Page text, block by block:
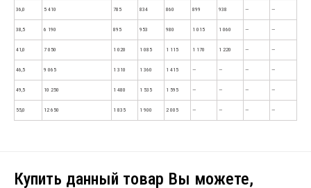
36,0 5 410 785 834 860 899 938 — —
38,5 6 190 895 953 980 1 015 1 060 — —
41,0 7 050 1 020 1 085 1 115 1 170 1 220 — —
46,5 9 065 1 310 1 360 1 415 — — — —
49,5 10 250 1 480 1 535 1 595 — — — —
55,0 12 650 1 835 1 900 2 005 — — — —
Купить данный товар Вы можете,